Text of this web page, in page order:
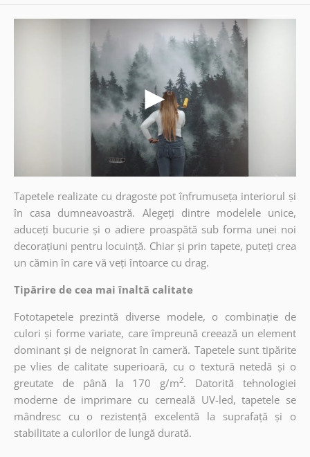
Tapetele realizate cu dragoste pot înfrumuseța interiorul și
în casa dumneavoastră. Alegeți dintre modelele unice,
aduceți bucurie și o adiere proaspătă sub forma unei noi
decorațiuni pentru locuință. Chiar și prin tapete, puteți crea
un cămin în care vă veți întoarce cu drag.
Tipărire de cea mai înaltă calitate
Fototapetele prezintă diverse modele, o combinație de
culori și forme variate, care împreună creează un element
dominant și de neignorat în cameră. Tapetele sunt tipărite
pe vlies de calitate superioară, cu o textură netedă și o
greutate de până la 170 g/m2. Datorită tehnologiei
moderne de imprimare cu cerneală UV-led, tapetele se
mândresc cu o rezistență excelentă la suprafață și o
stabilitate a culorilor de lungă durată.